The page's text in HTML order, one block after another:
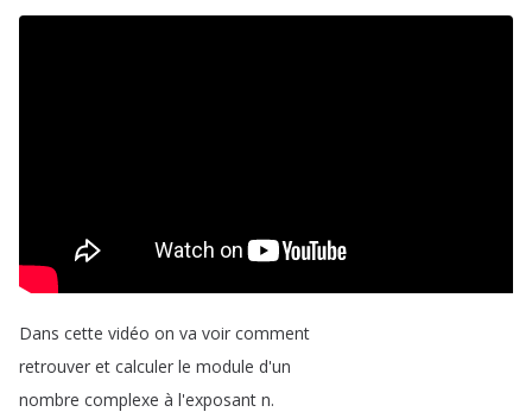
Dans cette vidéo on va voir comment
retrouver et calculer le module d'un
nombre complexe à l'exposant n.